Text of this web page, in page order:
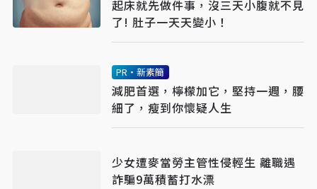
起床就先做件事，沒三天小腹就不見
了! 肚子一天天變小！
PR・新素簡
減肥首選，檸檬加它，堅持一週，腰
細了，瘦到你懷疑人生
少女遭麥當勞主管性侵輕生 離職遇
詐騙9萬積蓄打水漂